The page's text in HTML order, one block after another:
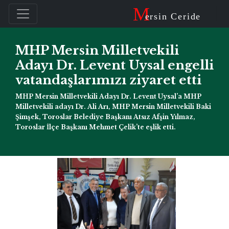
Mersin Ceride
MHP Mersin Milletvekili
Adayı Dr. Levent Uysal engelli
vatandaşlarımızı ziyaret etti
MHP Mersin Milletvekili Adayı Dr. Levent Uysal’a MHP
Milletvekili adayı Dr. Ali Arı, MHP Mersin Milletvekili Baki
Şimşek, Toroslar Belediye Başkanı Atsız Afşin Yılmaz,
Toroslar İlçe Başkanı Mehmet Çelik’te eşlik etti.